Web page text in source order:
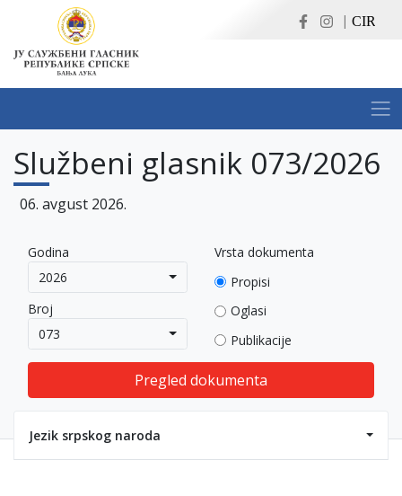
| CIR
Službeni glasnik 073/2026
06. avgust 2026.
Godina
2026
Broj
073
Vrsta dokumenta
Propisi
Oglasi
Publikacije
Pregled dokumenta
Jezik srpskog naroda